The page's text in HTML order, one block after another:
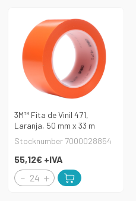
3M™ Fita de Vinil 471,
Laranja, 50 mm x 33 m
Stocknumber 7000028854
55,12€ +IVA